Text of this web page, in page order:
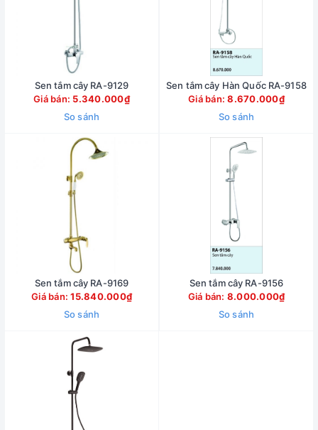
Sen tắm cây RA-9129
Giá bán: 5.340.000₫
So sánh
Sen tắm cây Hàn Quốc RA-9158
Giá bán:8.670.000₫
So sánh
Sen tắm cây RA-9169
Giá bán:15.840.000₫
So sánh
Sen tắm cây RA-9156
Giá bán: 8.000.000₫
So sánh